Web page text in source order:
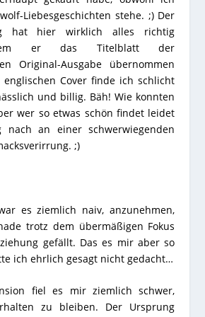
Liebesgeschichten stehe. ;) Der
hat hier wirklich alles richtig
er das Titelblatt der
Original-Ausgabe übernommen
Cover finde ich schlicht
und billig. Bäh! Wie konnten
wer so etwas schön findet leidet
nach an einer schwerwiegenden
;)
es ziemlich naiv, anzunehmen,
trotz dem übermäßigen Fokus
gefällt. Das es mir aber so
ich ehrlich gesagt nicht gedacht…
fiel es mir ziemlich schwer,
zu bleiben. Der Ursprung